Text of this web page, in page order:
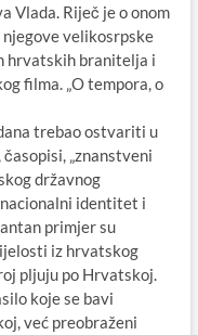
Vlada. Riječ je o onom
njegove velikosrpske
hrvatskih branitelja i
filma. „O tempora, o
trebao ostvariti u
„znanstveni
državnog
identitet i
primjer su
iz hrvatskog
pljuju po Hrvatskoj.
koje se bavi
već preobraženi